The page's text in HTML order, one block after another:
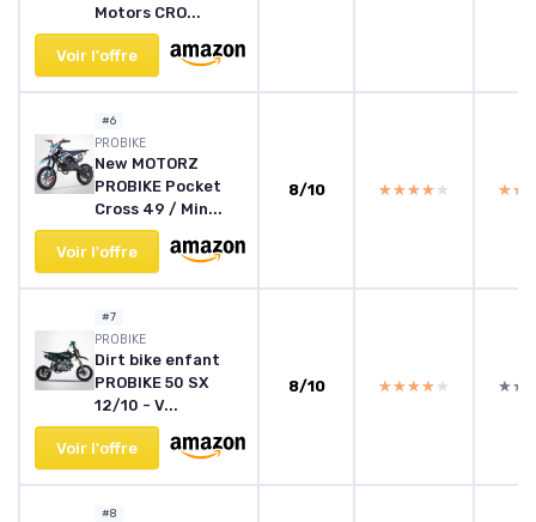
Motors CRO...
Voir l'offre
#6
PROBIKE
New MOTORZ
PROBIKE Pocket
Cross 49 / Min...
Voir l'offre
8/10 ★★★★★
★★★★★
#7
PROBIKE
Dirt bike enfant
PROBIKE 50 SX
12/10 - V...
Voir l'offre
8/10 ★★★★★
★★★★★
#8